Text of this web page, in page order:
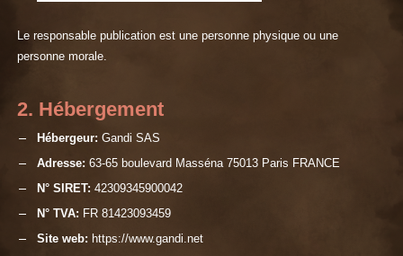
Le responsable publication est une personne physique ou une
personne morale.
2. Hébergement
Hébergeur: Gandi SAS
Adresse: 63-65 boulevard Masséna 75013 Paris FRANCE
N° SIRET: 42309345900042
N° TVA: FR 81423093459
Site web: https://www.gandi.net